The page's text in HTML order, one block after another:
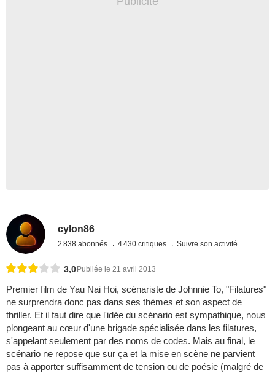
cylon86
2 838 abonnés 4 430 critiques Suivre son activité
3,0 Publiée le 21 avril 2013
Premier film de Yau Nai Hoi, scénariste de Johnnie To, "Filatures"
ne surprendra donc pas dans ses thèmes et son aspect de
thriller. Et il faut dire que l'idée du scénario est sympathique, nous
plongeant au cœur d'une brigade spécialisée dans les filatures,
s'appelant seulement par des noms de codes. Mais au final, le
scénario ne repose que sur ça et la mise en scène ne parvient
pas à apporter suffisamment de tension ou de poésie (malgré de